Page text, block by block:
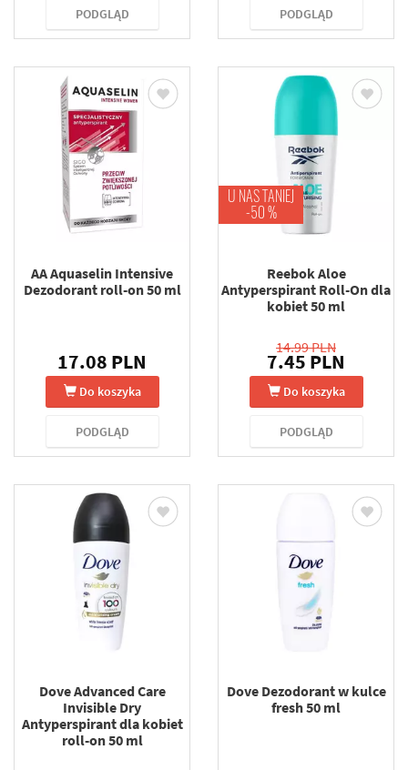
PODGLĄD PODGLĄD
AA Aquaselin Intensive
Dezodorant roll-on 50 ml
17.08 PLN
Do koszyka
PODGLĄD
U NAS TANIEJ
-50 %
Reebok Aloe
Antyperspirant Roll-On dla
kobiet 50 ml
14.99 PLN
7.45 PLN
Do koszyka
PODGLĄD
Dove Advanced Care
Invisible Dry
Antyperspirant dla kobiet
roll-on 50 ml
Dove Dezodorant w kulce
fresh 50 ml